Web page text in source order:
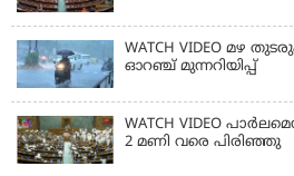
WATCH VIDEO മഴ
ഓറഞ്ച് മുന്നറിയിപ്പ്
WATCH VIDEO
2 മണി വരെ പിരിഞ്ഞു